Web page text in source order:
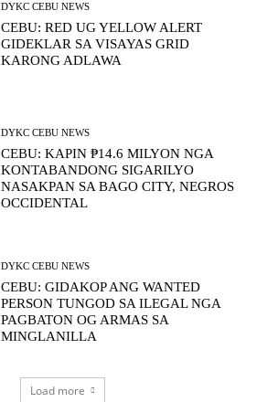
DYKC CEBU NEWS
CEBU: RED UG YELLOW ALERT
GIDEKLAR SA VISAYAS GRID
KARONG ADLAWA
DYKC CEBU NEWS
CEBU: KAPIN ₱14.6 MILYON NGA
KONTABANDONG SIGARILYO
NASAKPAN SA BAGO CITY, NEGROS
OCCIDENTAL
DYKC CEBU NEWS
CEBU: GIDAKOP ANG WANTED
PERSON TUNGOD SA ILEGAL NGA
PAGBATON OG ARMAS SA
MINGLANILLA
Load more